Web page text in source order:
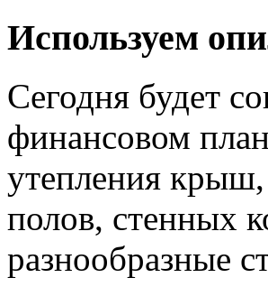
Используем
Сегодня будет
финансовом
утепления
полов, стенных
разнообразные